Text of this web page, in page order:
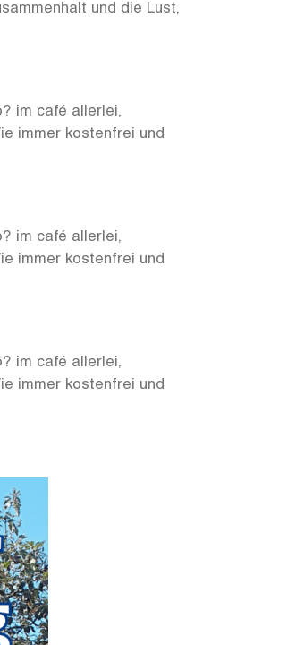
und die Lust,
im café allerlei,
immer kostenfrei und
im café allerlei,
immer kostenfrei und
im café allerlei,
immer kostenfrei und